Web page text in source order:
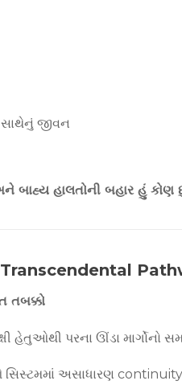
જીવન
બાહ્ય હાલતોની બહાર હું કોણ
તબક્કો
હેતુઓથી પરના ઊંડા
અસાધારણ